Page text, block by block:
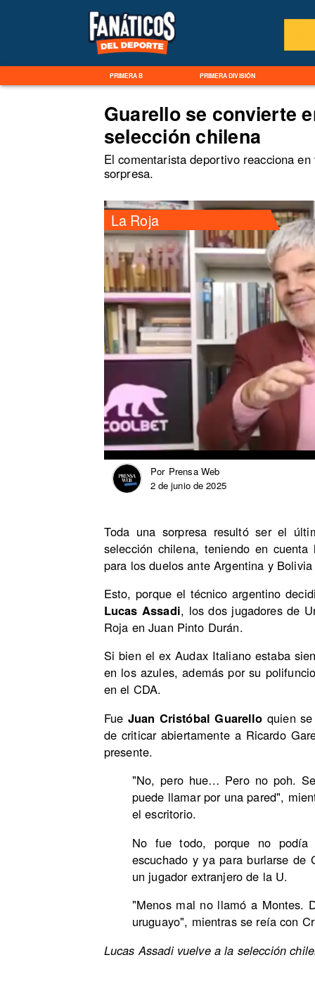
PRIMERA B PRIMERA DIVISIÓN
La Roja
Prensa Web
Por
2 de junio de 2025
Guarello se convierte
selección chilena
El comentarista deportivo reacciona
sorpresa.
Toda una sorpresa resultó ser el
selección chilena, teniendo en
para los duelos ante Argentina y
Esto, porque el técnico argentino
Lucas Assadi, los dos jugadores de
Roja en Juan Pinto Durán.
Si bien el ex Audax Italiano estaba
en los azules, además por su
en el CDA.
Fue Juan Cristóbal Guarello quien
de criticar abiertamente a Ricardo
presente.
"No, pero hue… Pero no poh.
puede llamar por una pared",
el escritorio.
No fue todo, porque no
escuchado y ya para burlarse de
un jugador extranjero de la U.
"Menos mal no llamó a Montes.
uruguayo", mientras se reía con
Lucas Assadi vuelve a la selección